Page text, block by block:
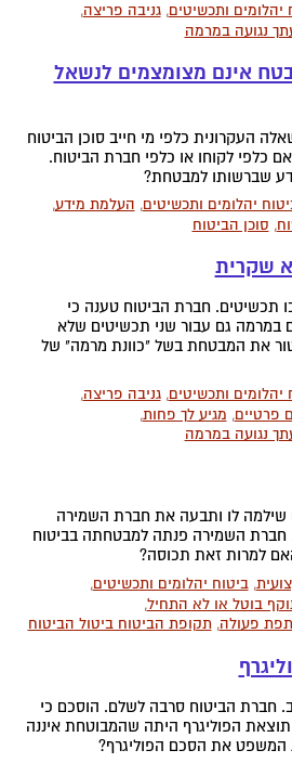
יהלומים ותכשיטים,גניבה פריצה,
נגועה במרמה
אינם מצומצמים לנשאל
העקרונית כלפי מי חייב סוכן הביטוח
כלפי לקוחו או כלפי חברת הביטוח.
שברשותו למבטחת?
יהלומים ותכשיטים, העלמת מידע,
, סוכן הביטוח
תכשיטים. חברת הביטוח טענה כי
במרמה גם עבור שני תכשיטים שלא
את המבטחת בשל "כוונת מרמה" של
יהלומים ותכשיטים,גניבה פריצה,
פרטיים, מגיע לך פחות,
נגועה במרמה
שילמה לו ותבעה את חברת השמירה
השמירה פנתה למבטחתה בביטוח
למרות זאת תכוסה?
,ביטוח יהלומים ותכשיטים,
בוטל או לא התחיל,
פעולה,תקופת הביטוח ביטול הביטוח
חברת הביטוח סרבה לשלם. הוסכם כי
הפוליגרף היתה שהמבוטחת איננה
המשפט את הסכם הפוליגרף?